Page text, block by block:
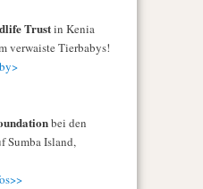
Trustin Kenia
verwaiste Tierbabys!
bei den
Sumba Island,